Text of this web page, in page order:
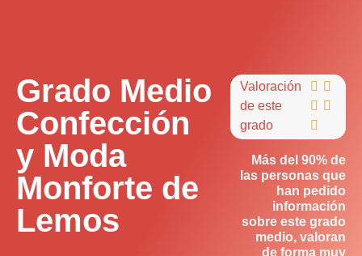
Grado Medio
Confección
y Moda
Monforte de
Lemos
Valoración
de este
grado
 
 

Más del 90% de
las personas que
han pedido
información
sobre este grado
medio, valoran
de forma muy